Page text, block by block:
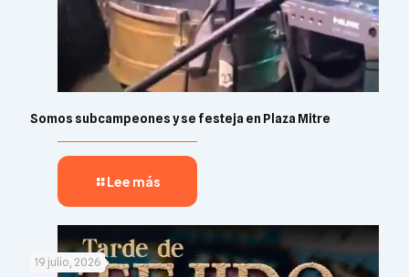
Somos subcampeones y se festeja en Plaza Mitre
Lee más
19 julio, 2026